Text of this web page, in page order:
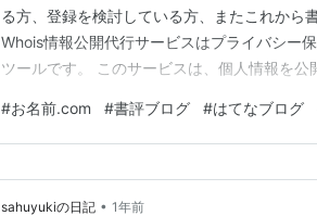
る方、登録を検討している方、またこれから
Whois情報公開代行サービスはプライバシー
ツールです。 このサービスは、個人情報を公
して読書愛を共有しています。 本記事では、
徴、メリット、デメリットを詳しく解説…
#お名前.com #書評ブログ #はてなブログ
sahuyukiの日記 • 1年前